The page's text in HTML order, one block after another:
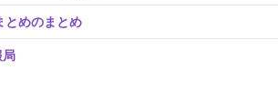
とめのまとめ